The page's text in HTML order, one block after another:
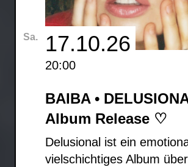
Sa. 17.10.26
20:00
BAIBA •
Album Release ♡
Delusional ist ein
vielschichtiges Album